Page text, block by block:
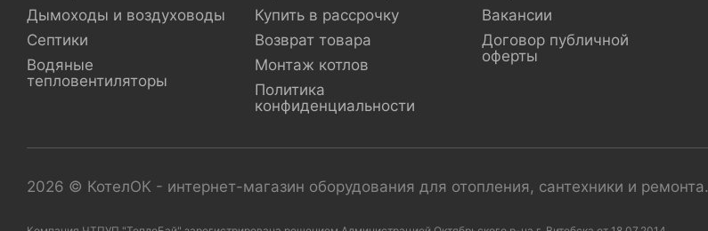
Дымоходы и воздуховоды
Септики
Водяные
тепловентиляторы
Купить в рассрочку
Возврат товара
Монтаж котлов
Политика
конфиденциальности
Вакансии
Договор публичной
оферты
2026 © КотелОК - интернет-магазин оборудования для отопления, сантехники и ремонта.